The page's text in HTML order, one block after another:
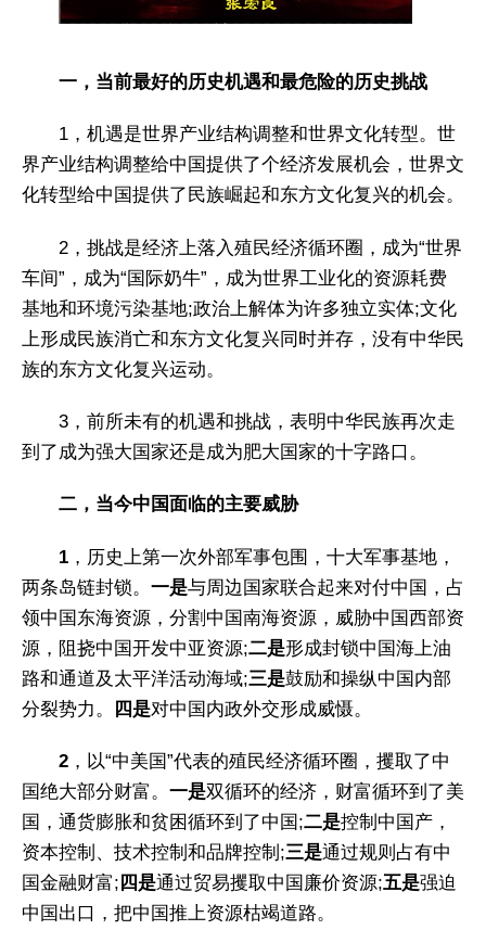
一，当前最好的历史机遇和最危险的历史挑战
1，机遇是世界产业结构调整和世界文化转型。世
界产业结构调整给中国提供了个经济发展机会，世界文
化转型给中国提供了民族崛起和东方文化复兴的机会。
2，挑战是经济上落入殖民经济循环圈，成为“世界
车间”，成为“国际奶牛”，成为世界工业化的资源耗费
基地和环境污染基地;政治上解体为许多独立实体;文化
上形成民族消亡和东方文化复兴同时并存，没有中华民
族的东方文化复兴运动。
3，前所未有的机遇和挑战，表明中华民族再次走
到了成为强大国家还是成为肥大国家的十字路口。
二，当今中国面临的主要威胁
1 ，历史上第一次外部军事包围，十大军事基地，
两条岛链封锁。 一是与周边国家联合起来对付中国，占
领中国东海资源，分割中国南海资源，威胁中国西部资
源，阻挠中国开发中亚资源;二是形成封锁中国海上油
路和通道及太平洋活动海域;三是鼓励和操纵中国内部
分裂势力。
四是对中国内政外交形成威慑。
2 ，以“中美国”代表的殖民经济循环圈，攫取了中
国绝大部分财富。 一是双循环的经济，财富循环到了美
国，通货膨胀和贫困循环到了中国;二是控制中国产，
资本控制、技术控制和品牌控制;三是通过规则占有中
国金融财富; 四是通过贸易攫取中国廉价资源;五是强迫
中国出口，把中国推上资源枯竭道路。